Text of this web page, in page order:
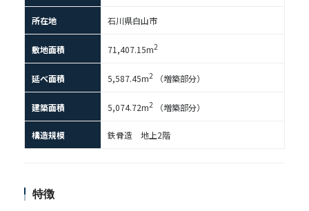
所在地 石川県白山市
敷地面積 71,407.15m2
延べ面積 5,587.45m2 （増築部分）
建築面積 5,074.72m2 （増築部分）
構造規模 鉄骨造 地上2階
特徴